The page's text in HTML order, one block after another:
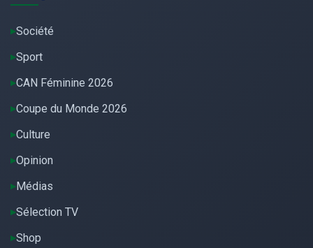
Société
Sport
CAN Féminine 2026
Coupe du Monde 2026
Culture
Opinion
Médias
Sélection TV
Shop